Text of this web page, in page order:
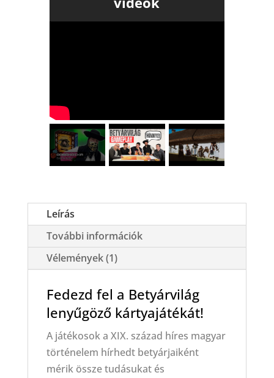
Leírás
További információk
Vélemények (1)
Fedezd fel a Betyárvilág
lenyűgöző kártyajátékát!
A játékosok a XIX. század híres magyar
történelem hírhedt betyárjaiként
mérik össze tudásukat és